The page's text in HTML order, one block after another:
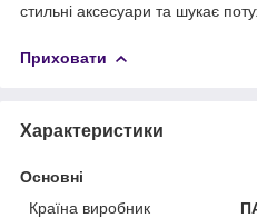
стильні аксесуари та шукає
Приховати
Характеристики
Основні
Країна виробник